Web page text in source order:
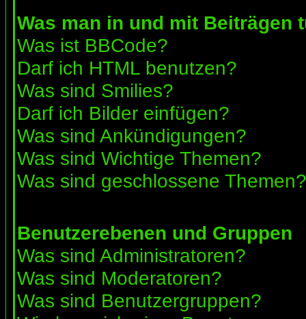
Was man in und mit Beiträgen
Was ist BBCode?
Darf ich HTML benutzen?
Was sind Smilies?
Darf ich Bilder einfügen?
Was sind Ankündigungen?
Was sind Wichtige Themen?
Was sind geschlossene Themen?
Benutzerebenen und Gruppen
Was sind Administratoren?
Was sind Moderatoren?
Was sind Benutzergruppen?